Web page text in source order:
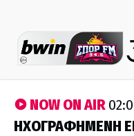
NOW ON AIR
ΗΧΟΓΡΑΦΗΜΕΝΗ